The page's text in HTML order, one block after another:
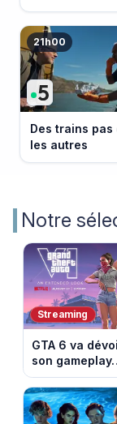
21h00
Des trains pas
les autres
Notre
Streaming
GTA 6 va
son
d’abord sur